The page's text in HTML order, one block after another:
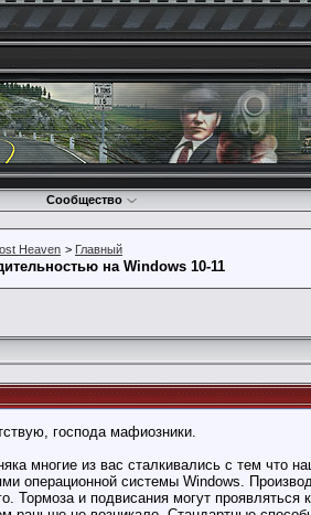
Сообщество
Heaven > Главный
на Windows 10-11
господа мафиозники.
многие из вас сталкивались с тем что
операционной системы Windows.
Тормоза и подвисания могут